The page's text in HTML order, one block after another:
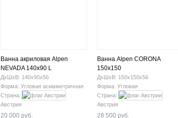
Ванна акриловая Alpen
NEVADA 140x90 L
ДхШхВ: 140х90х56
Форма: Угловая асимметричная
Страна:
Австрия
20 000 руб.
Ванна Alpen CORONA
150x150
ДхШхВ: 150х150х56
Форма: Угловая
Страна:
Австрия
28 500 руб.